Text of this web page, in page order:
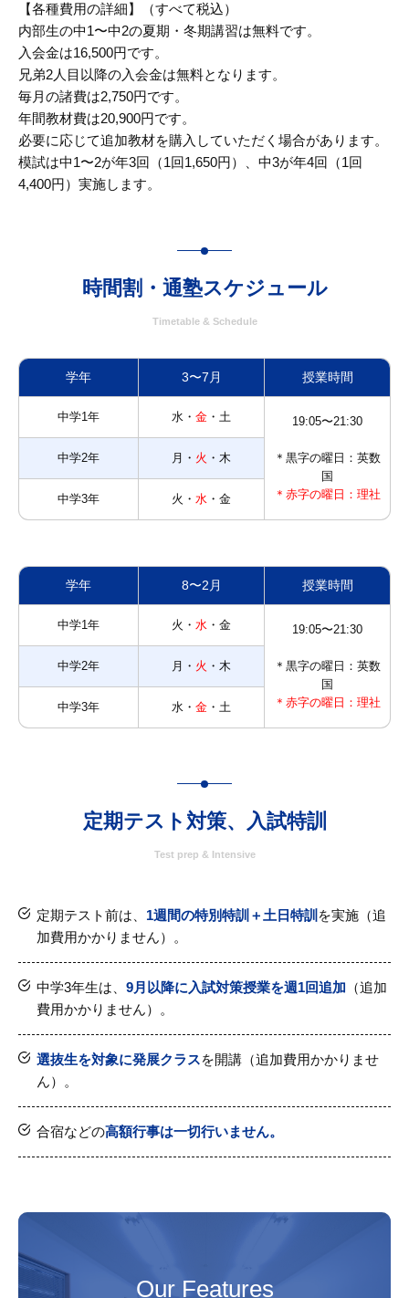
【各種費用の詳細】（すべて税込）
内部生の中1〜中2の夏期・冬期講習は無料です。
入会金は16,500円です。
兄弟2人目以降の入会金は無料となります。
毎月の諸費は2,750円です。
年間教材費は20,900円です。
必要に応じて追加教材を購入していただく場合があります。
模試は中1〜2が年3回（1回1,650円）、中3が年4回（1回
4,400円）実施します。
時間割・通塾スケジュール
Timetable & Schedule
学年 3〜7月 授業時間
中学1年 水・ 金 ・土 19:05〜21:30
＊黒字の曜日：英数
国
＊赤字の曜日：理社
中学2年 月・ 火 ・木
中学3年 火・ 水 ・金
学年 8〜2月 授業時間
中学1年 火・ 水 ・金 19:05〜21:30
＊黒字の曜日：英数
国
＊赤字の曜日：理社
中学2年 月・ 火 ・木
中学3年 水・ 金 ・土
定期テスト対策、入試特訓
Test prep & Intensive
定期テスト前は、 1週間の特別特訓＋土日特訓 を実施（追
加費用かかりません）。
中学3年生は、 9月以降に入試対策授業を週1回追加 （追加
費用かかりません）。
選抜生を対象に発展クラスを開講（追加費用かかりませ
ん）。
合宿などの高額行事は一切行いません。
Our Features